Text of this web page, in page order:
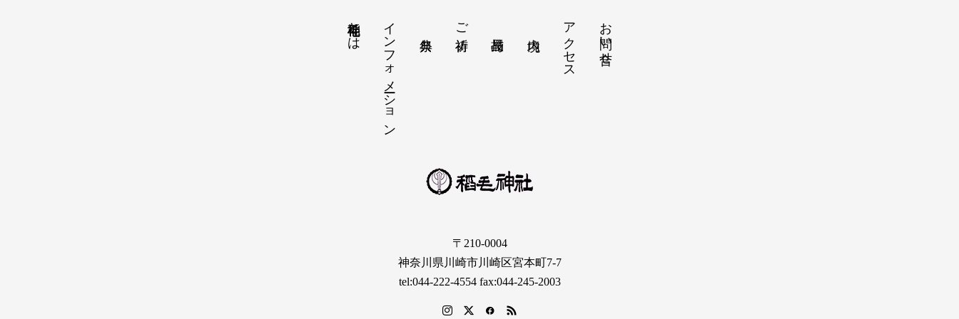
稲毛神社とは インフォメーション ご祈祷 アクセス お問い合せ
〒210-0004
神奈川県川崎市川崎区宮本町7-7
tel:044-222-4554 fax:044-245-2003